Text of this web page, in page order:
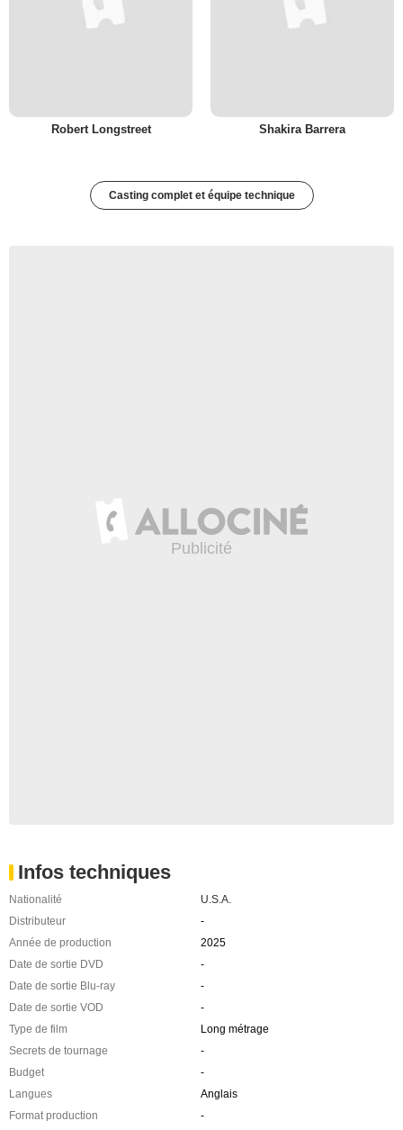
Robert Longstreet Shakira Barrera
Casting complet et équipe technique
Infos techniques
Nationalité
U.S.A.
Distributeur
-
Année de production
2025
Date de sortie DVD
-
Date de sortie Blu-ray
-
Date de sortie VOD
-
Type de film
Long métrage
Secrets de tournage
-
Budget
-
Langues
Anglais
Format production
-